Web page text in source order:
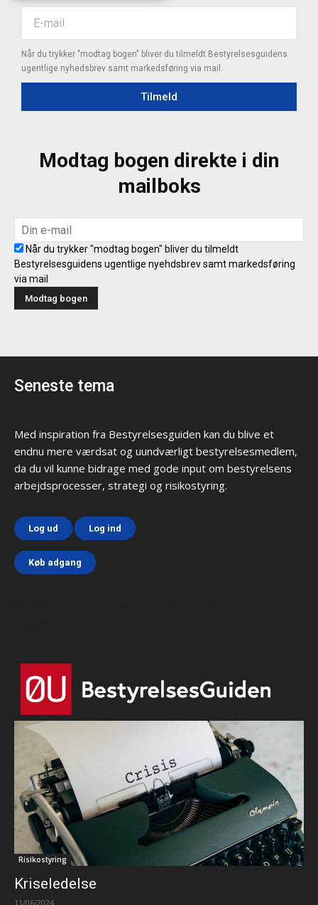
Når du trykker "modtag bogen" bliver du tilmeldt Bestyrelsesguidens
ugentlige nyhedsbrev samt markedsføring via mail.
Tilmeld
Modtag bogen direkte i din
mailboks
Når du trykker "modtag bogen" bliver du tilmeldt
Bestyrelsesguidens ugentlige nyehdsbrev samt markedsføring
via mail
Seneste tema
Med inspiration fra Bestyrelsesguiden kan du blive et
endnu mere værdsat og uundværligt bestyrelsesmedlem,
da du vil kunne bidrage med gode input om bestyrelsens
arbejdsprocesser, strategi og risikostyring.
Log ud Log ind
Køb adgang
Risikostyring
Kriseledelse
11/06/2024